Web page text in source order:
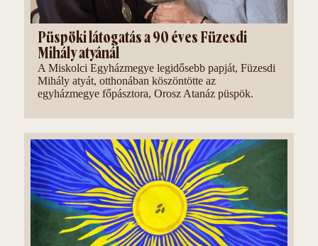
Püspöki látogatás a 90 éves Füzesdi
Mihály atyánál
A Miskolci Egyházmegye legidősebb papját, Füzesdi
Mihály atyát, otthonában köszöntötte az
egyházmegye főpásztora, Orosz Atanáz püspök.